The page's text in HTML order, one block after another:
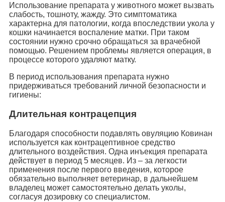
Использование препарата у животного может вызвать
слабость, тошноту, жажду. Это симптоматика
характерна для патологии, когда впоследствии укола у
кошки начинается воспаление матки. При таком
состоянии нужно срочно обращаться за врачебной
помощью. Решением проблемы является операция, в
процессе которого удаляют матку.
В период использования препарата нужно
придерживаться требований личной безопасности и
гигиены:
Длительная контрацепция
Благодаря способности подавлять овуляцию Ковинан
используется как контрацептивное средство
длительного воздействия. Одна инъекция препарата
действует в период 5 месяцев. Из – за легкости
применения после первого введения, которое
обязательно выполняет ветеринар, в дальнейшем
владелец может самостоятельно делать уколы,
согласуя дозировку со специалистом.